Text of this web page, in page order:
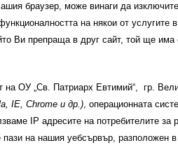
браузер, може винаги да
на някои от услугите
Ви препраща в друг сайт, той ще има
на ОУ „Св. Патриарх Евтимий“, гр.
IE, Chrome и др.), операционната
IP адресите на потребителите
на нашия уебсървър,